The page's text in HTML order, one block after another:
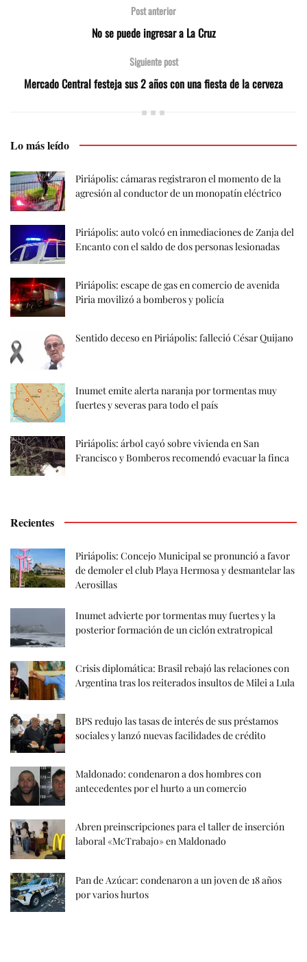
Post anterior
No se puede ingresar a La Cruz
Siguiente post
Mercado Central festeja sus 2 años con una fiesta de la cerveza
Lo más leído
Piriápolis: cámaras registraron el momento de la
agresión al conductor de un monopatín eléctrico
Piriápolis: auto volcó en inmediaciones de Zanja del
Encanto con el saldo de dos personas lesionadas
Piriápolis: escape de gas en comercio de avenida
Piria movilizó a bomberos y policía
Sentido deceso en Piriápolis: falleció César Quijano
Inumet emite alerta naranja por tormentas muy
fuertes y severas para todo el país
Piriápolis: árbol cayó sobre vivienda en San
Francisco y Bomberos recomendó evacuar la finca
Recientes
Piriápolis: Concejo Municipal se pronunció a favor
de demoler el club Playa Hermosa y desmantelar las
Aerosillas
Inumet advierte por tormentas muy fuertes y la
posterior formación de un ciclón extratropical
Crisis diplomática: Brasil rebajó las relaciones con
Argentina tras los reiterados insultos de Milei a Lula
BPS redujo las tasas de interés de sus préstamos
sociales y lanzó nuevas facilidades de crédito
Maldonado: condenaron a dos hombres con
antecedentes por el hurto a un comercio
Abren preinscripciones para el taller de inserción
laboral «McTrabajo» en Maldonado
Pan de Azúcar: condenaron a un joven de 18 años
por varios hurtos